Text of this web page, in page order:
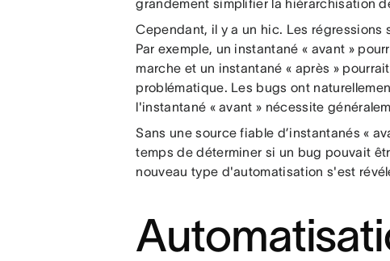
grandement simplifier la hiérarchisation
Cependant, il y a un hic. Les
Par exemple, un instantané « avant »
marche et un instantané « après »
problématique. Les bugs ont
l'instantané « avant » nécessite
Sans une source fiable d’instantanés «
temps de déterminer si un bug pouvait
nouveau type d'automatisation s'est